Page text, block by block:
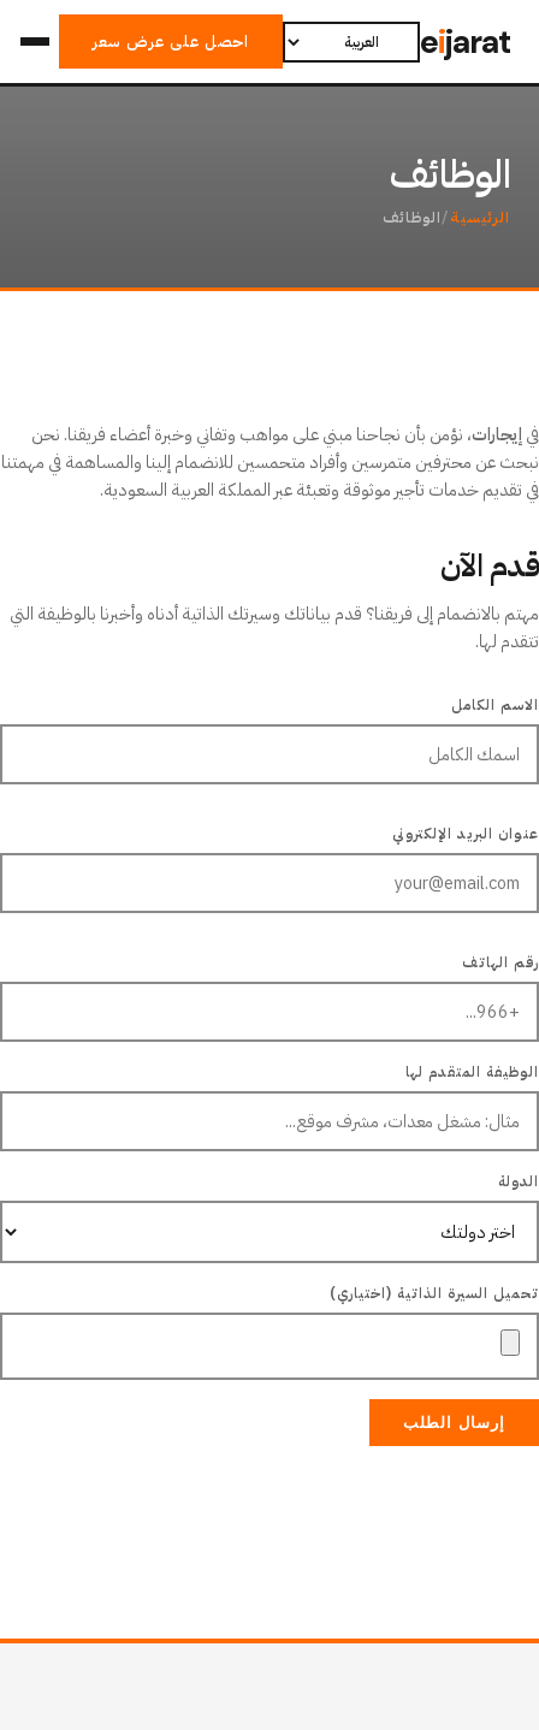
eijarat احصل على عرض سعر
الوظائف
الرئيسية/الوظائف
في إيجارات، نؤمن بأن نجاحنا مبني على مواهب وتفاني وخبرة أعضاء فريقنا. نحن
نبحث عن محترفين متمرسين وأفراد متحمسين للانضمام إلينا والمساهمة في مهمتنا
في تقديم خدمات تأجير موثوقة وتعبئة عبر المملكة العربية السعودية.
قدم الآن
مهتم بالانضمام إلى فريقنا؟ قدم بياناتك وسيرتك الذاتية أدناه وأخبرنا بالوظيفة التي
تتقدم لها.
FULL NAME
الاسم الكامل
EMAIL ADDRESS
عنوان البريد الإلكتروني
PHONE NUMBER
رقم الهاتف
POSITION APPLYING FOR
الوظيفة المتقدم لها
COUNTRY
الدولة
UPLOAD CV (OPTIONAL)
تحميل السيرة الذاتية (اختياري)
إرسال الطلب